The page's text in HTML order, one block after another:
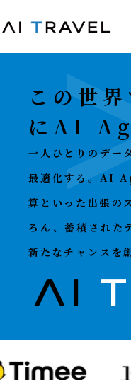
この世
にAI
一人ひとりのデー
最適化する。AI
算といった出張の
ろん、蓄積された
新たなチャンスを